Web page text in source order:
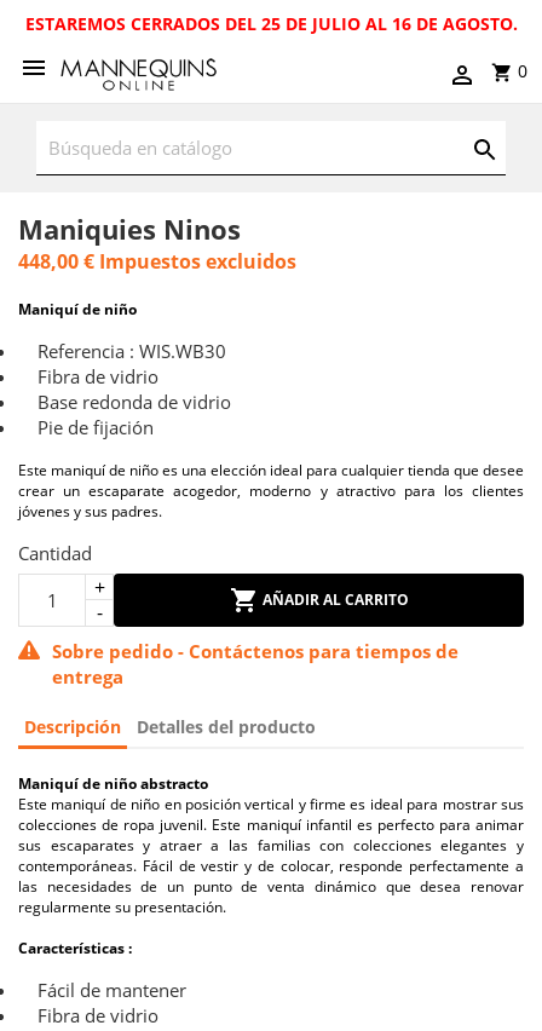
ESTAREMOS CERRADOS DEL 25 DE JULIO AL 16 DE AGOSTO.
0
Maniquies Ninos
448,00 € Impuestos excluidos
Maniquí de niño
Referencia : WIS.WB30
Fibra de vidrio
Base redonda de vidrio
Pie de fijación
Este maniquí de niño es una elección ideal para cualquier tienda que desee
crear un escaparate acogedor, moderno y atractivo para los clientes
jóvenes y sus padres.
Cantidad
AÑADIR AL CARRITO
Sobre pedido - Contáctenos para tiempos de
entrega
Descripción Detalles del producto
Maniquí de niño abstracto
Este maniquí de niño en posición vertical y firme es ideal para mostrar sus
colecciones de ropa juvenil. Este maniquí infantil es perfecto para animar
sus escaparates y atraer a las familias con colecciones elegantes y
contemporáneas. Fácil de vestir y de colocar, responde perfectamente a
las necesidades de un punto de venta dinámico que desea renovar
regularmente su presentación.
Características :
Fácil de mantener
Fibra de vidrio